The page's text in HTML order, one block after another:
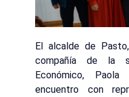
El alcalde de
compañía de la
Económico,
encuentro con